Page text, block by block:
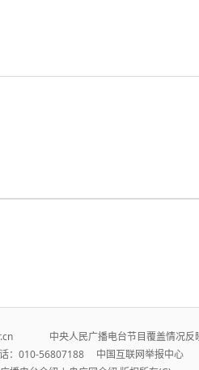
中央人民广播电台节目覆盖情况反映
：010-56807188 中国互联网举报中心